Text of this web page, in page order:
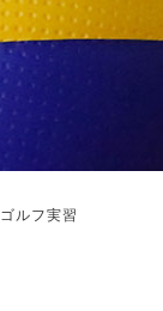
ゴルフ実習